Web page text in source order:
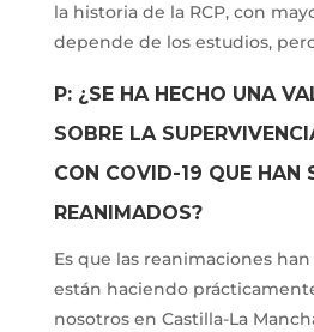
la historia de la RCP, con
depende de los estudios,
P: ¿SE HA HECHO UNA
SOBRE LA
CON COVID-19 QUE HAN
REANIMADOS?
Es que las reanimaciones
están haciendo
nosotros en Castilla-La